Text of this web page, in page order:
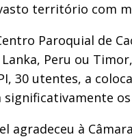
território com
Paroquial de
Peru ou
30 utentes, a
os
agradeceu à